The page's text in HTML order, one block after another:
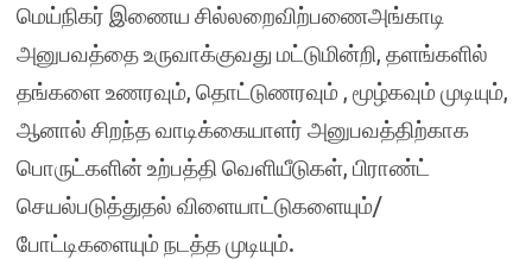
மெய்நிகர் இணைய சில்லறைவிற்பணைஅங்காடி
அனுபவத்தை உருவாக்குவது மட்டுமின்றி, தளங்களில்
தங்களை உணரவும், தொட்டுணரவும் , மூழ்கவும் முடியும்,
ஆனால் சிறந்த வாடிக்கையாளர் அனுபவத்திற்காக
பொருட்களின் உற்பத்தி வெளியீடுகள், பிராண்ட்
செயல்படுத்துதல் விளையாட்டுகளையும்/
போட்டிகளையும் நடத்த முடியும்.